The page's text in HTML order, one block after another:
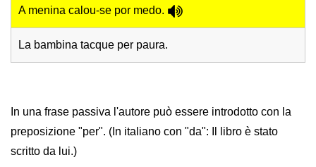
A menina calou-se por medo.
La bambina tacque per paura.
In una frase passiva l'autore può essere introdotto con la
preposizione "per". (In italiano con "da": Il libro è stato
scritto da lui.)